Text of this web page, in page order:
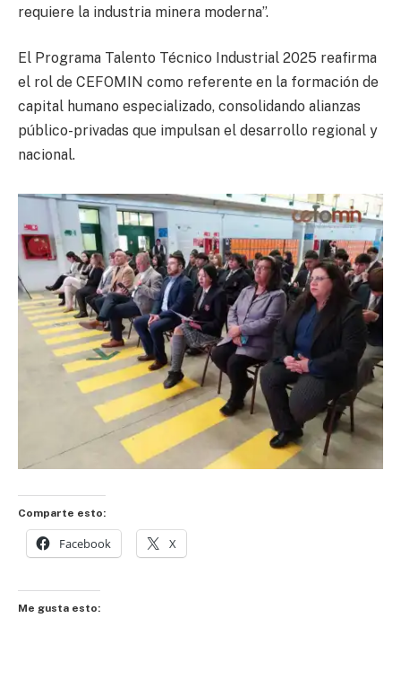
requiere la industria minera moderna”.
El Programa Talento Técnico Industrial 2025 reafirma
el rol de CEFOMIN como referente en la formación de
capital humano especializado, consolidando alianzas
público-privadas que impulsan el desarrollo regional y
nacional.
Comparte esto:
Facebook X
Me gusta esto: